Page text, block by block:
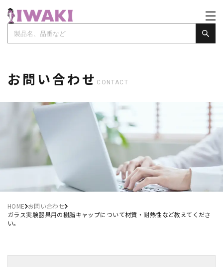
お問い合わせ CONTACT
HOME お問い合わせ
ガラス実験器具用の樹脂キャップについて材質・耐熱性など教えてくださ
い。